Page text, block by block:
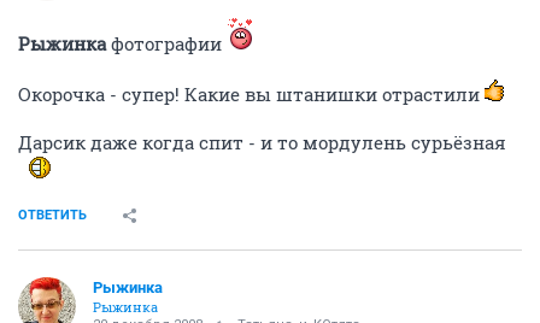
Рыжинкафотографии
Окорочка - супер! Какие вы штанишки отрастили
Дарсик даже когда спит - и то мордулень сурьёзная
ОТВЕТИТЬ
Рыжинка
Рыжинка